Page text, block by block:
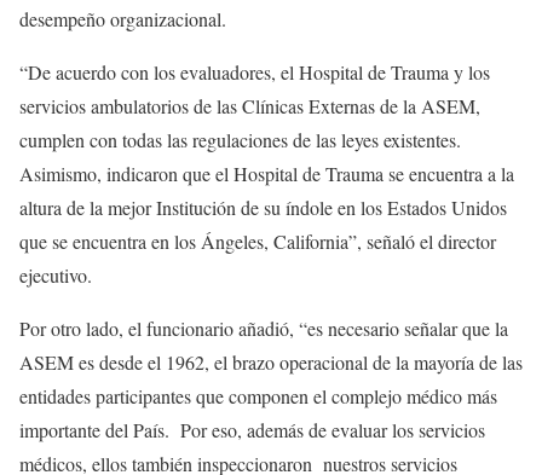
desempeño organizacional.
“De acuerdo con los evaluadores, el Hospital de Trauma y los
servicios ambulatorios de las Clínicas Externas de la ASEM,
cumplen con todas las regulaciones de las leyes existentes.
Asimismo, indicaron que el Hospital de Trauma se encuentra a la
altura de la mejor Institución de su índole en los Estados Unidos
que se encuentra en los Ángeles, California”, señaló el director
ejecutivo.
Por otro lado, el funcionario añadió, “es necesario señalar que la
ASEM es desde el 1962, el brazo operacional de la mayoría de las
entidades participantes que componen el complejo médico más
importante del País. Por eso, además de evaluar los servicios
médicos, ellos también inspeccionaron nuestros servicios